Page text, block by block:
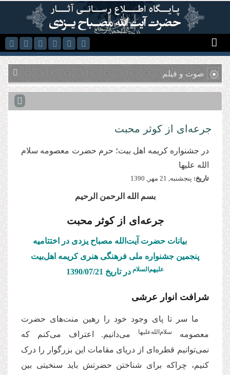
رفتن به محتوای اصلی
صوت و فیلم
جرعه‌ای از کوثر محبت
در جشنواره کريمه اهل بيت؛ حرم حضرت معصومه سلام
الله عليها
تاریخ: پنجشنبه, 21 مهر, 1390
بسم الله الرحمن الرحیم
جرعه‌ای از کوثر محبت
بیانات حضرت آیت‌الله مصباح یزدی در اختتامیه
پنجمین جشنواره ملی فرهنگی هنری کریمه اهل‌بیت
علیهم‌السلام در تاریخ 1390/07/ 21
شرافت انوار عرشی
ما سر تا پای وجود خود را رهین منت‌های حضرت
معصومه
سلام‌الله‌علیها
می‌دانیم. اعتراف می‌کنم که
نمی‌توانیم قطره‌ای از دریای مقامات این بزرگوار را درک
کنیم، چراکه برای شناختن حضرتش باید سنخیتی بین